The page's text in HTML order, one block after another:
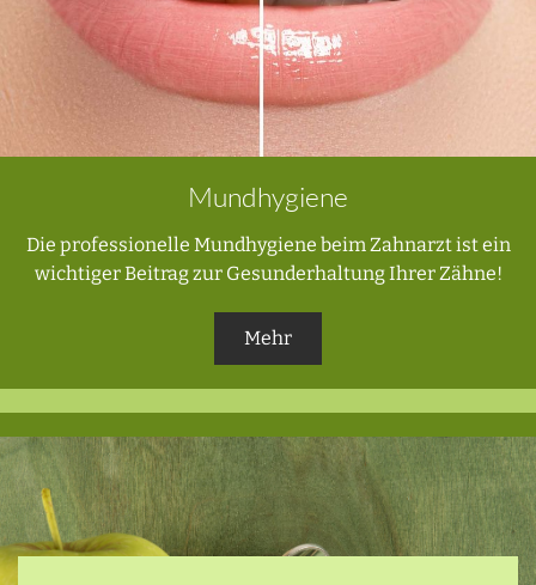
Mundhygiene
Die professionelle Mundhygiene beim Zahnarzt ist ein
wichtiger Beitrag zur Gesunderhaltung Ihrer Zähne!
Mehr